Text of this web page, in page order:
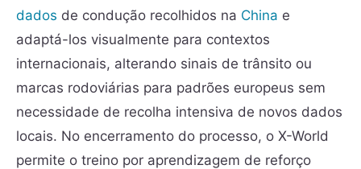
dados de condução recolhidos na China e
adaptá-los visualmente para contextos
internacionais, alterando sinais de trânsito ou
marcas rodoviárias para padrões europeus sem
necessidade de recolha intensiva de novos dados
locais. No encerramento do processo, o X-World
permite o treino por aprendizagem de reforço